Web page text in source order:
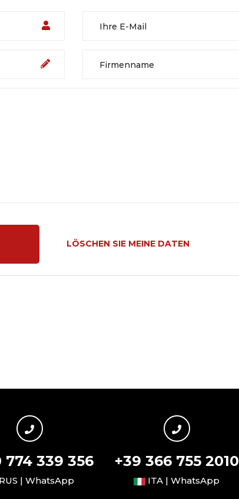
LÖSCHEN SIE MEINE DATEN
774 339 356
RUS | WhatsApp
+39 366 755 2010
ITA | WhatsApp